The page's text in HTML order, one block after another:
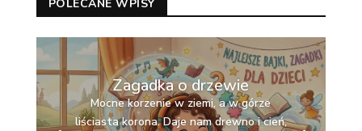
POLECANE WPISY
Zagadka o drzewie
Mocne korzenie w ziemi, a w górze
liściasta korona. Daje nam drewno i cień,